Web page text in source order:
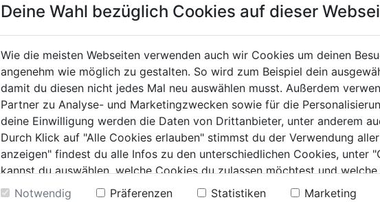
Dunkles Holz hat Charakter, und es nicht nur in Wohnungen und
Häusern die im Landhausstil eingerichtet sind, beliebt. Interior
Designer setzen auf dunkles Holz, denn es wirkt edel und stilvoll.
Es passt gut zu modernen Einrichtungskonzepten, welche die
Farben Anthrazit, Schwarz und Weiß kombinieren. Ist dein
Zuhause im Landhausstil eingerichtet, dann wirkt das dunkle
Holz rustikal und romantisch. Mit dunklem Holz lässt sich gut
ein Teil des Raumes in einen Kontrapunkt zu den weißen Wänden
Deine Wahl bezüglich Cookies auf dieser
Wie die meisten Webseiten verwenden auch wir Cookies um deinen
angenehm wie möglich zu gestalten. So wird zum Beispiel dein
damit du diesen nicht jedes Mal neu auswählen musst. Außerdem
Partner zu Analyse- und Marketingzwecken sowie für die
deine Einwilligung werden die Daten von Drittanbieter, unter anderem
Durch Klick auf "Alle Cookies erlauben" stimmst du der Verwendung
anzeigen" findest du alle Infos zu den unterschiedlichen Cookies, unter
kannst du auswählen, welche Cookies du zulassen möchtest und
Weitere Informationen findest du in unserer Datenschutzerklärung
Notwendig Präferenzen Statistiken Marketing